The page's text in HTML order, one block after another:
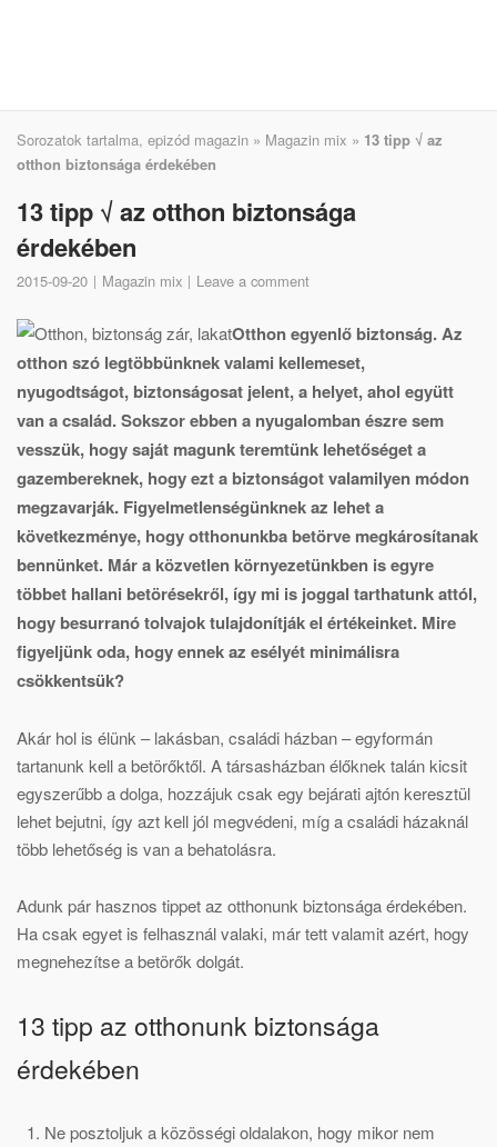
Sorozatok tartalma, epizód magazin » Magazin mix » 13 tipp √ az
otthon biztonsága érdekében
13 tipp √ az otthon biztonsága
érdekében
2015-09-20 Magazin mix Leave a comment
Otthon egyenlő biztonság. Az
otthon szó legtöbbünknek valami kellemeset,
nyugodtságot, biztonságosat jelent, a helyet, ahol együtt
van a család. Sokszor ebben a nyugalomban észre sem
vesszük, hogy saját magunk teremtünk lehetőséget a
gazembereknek, hogy ezt a biztonságot valamilyen módon
megzavarják. Figyelmetlenségünknek az lehet a
következménye, hogy otthonunkba betörve megkárosítanak
bennünket. Már a közvetlen környezetünkben is egyre
többet hallani betörésekről, így mi is joggal tarthatunk attól,
hogy besurranó tolvajok tulajdonítják el értékeinket. Mire
figyeljünk oda, hogy ennek az esélyét minimálisra
csökkentsük?
Akár hol is élünk – lakásban, családi házban – egyformán
tartanunk kell a betörőktől. A társasházban élőknek talán kicsit
egyszerűbb a dolga, hozzájuk csak egy bejárati ajtón keresztül
lehet bejutni, így azt kell jól megvédeni, míg a családi házaknál
több lehetőség is van a behatolásra.
Adunk pár hasznos tippet az otthonunk biztonsága érdekében.
Ha csak egyet is felhasznál valaki, már tett valamit azért, hogy
megnehezítse a betörők dolgát.
13 tipp az otthonunk biztonsága
érdekében
Ne posztoljuk a közösségi oldalakon, hogy mikor nem